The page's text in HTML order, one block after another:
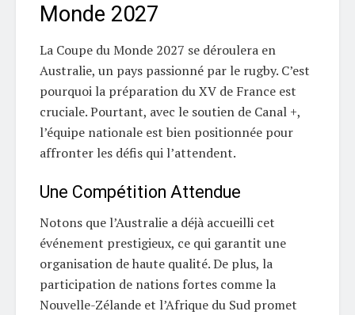
Monde 2027
La Coupe du Monde 2027 se déroulera en
Australie, un pays passionné par le rugby. C’est
pourquoi la préparation du XV de France est
cruciale. Pourtant, avec le soutien de Canal +,
l’équipe nationale est bien positionnée pour
affronter les défis qui l’attendent.
Une Compétition Attendue
Notons que l’Australie a déjà accueilli cet
événement prestigieux, ce qui garantit une
organisation de haute qualité. De plus, la
participation de nations fortes comme la
Nouvelle-Zélande et l’Afrique du Sud promet